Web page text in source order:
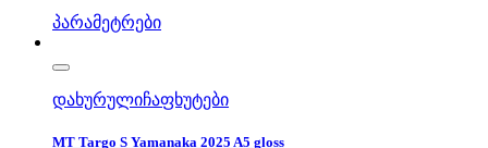
პარამეტრები
დახურულიჩაფხუტები
MT Targo S Yamanaka 2025 A5 gloss